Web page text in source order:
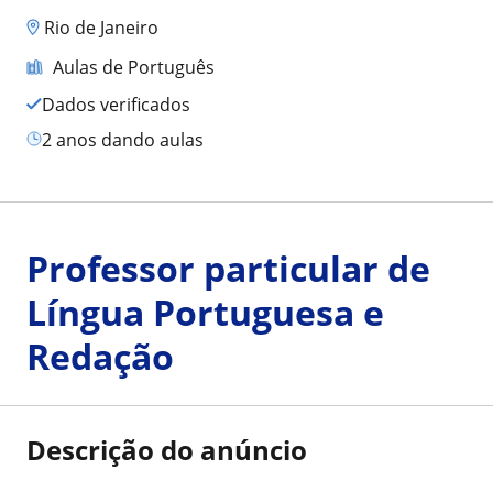
Rio de Janeiro
Aulas de Português
Dados verificados
2 anos dando aulas
Professor particular de
Língua Portuguesa e
Redação
Descrição do anúncio